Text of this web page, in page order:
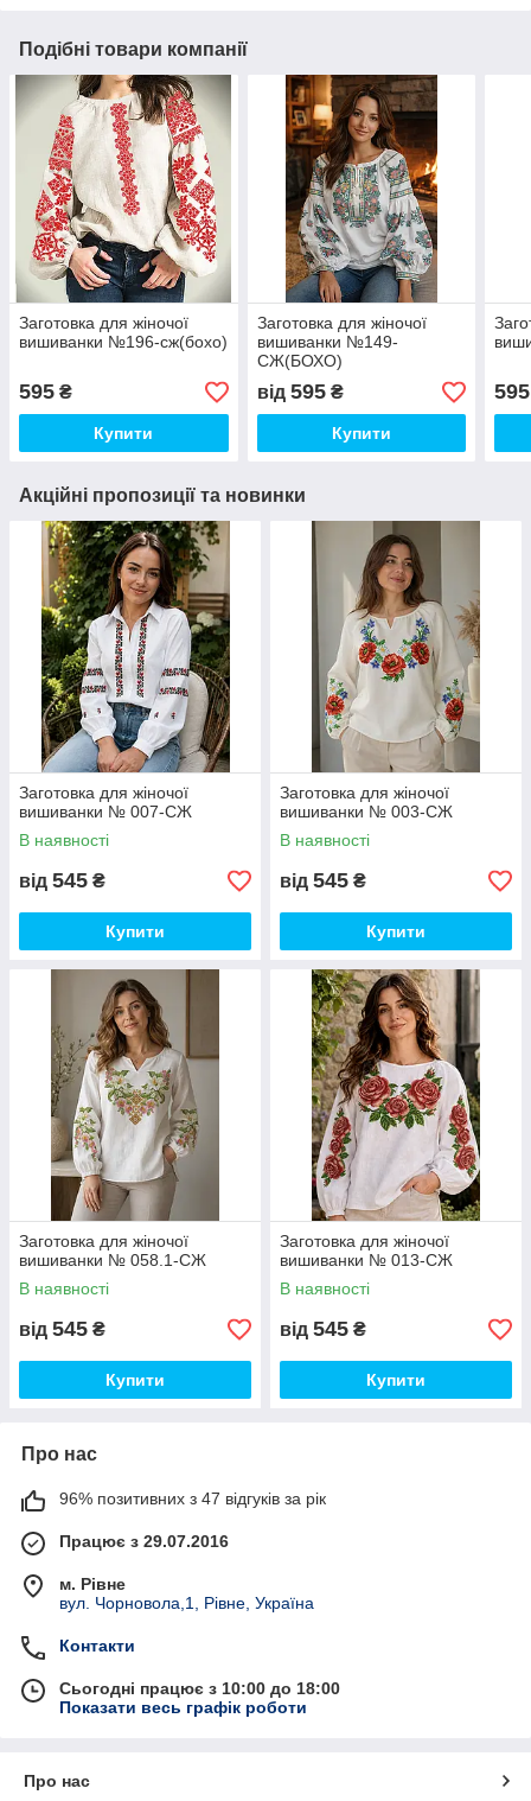
Подібні товари компанії
Заготовка для жіночої
вишиванки №196-сж(бохо)
595 ₴
Купити
Заготовка для жіночої
вишиванки №149-
СЖ(БОХО)
від 595₴
Купити
595
Акційні пропозиції та новинки
Заготовка для жіночої
вишиванки № 007-СЖ
В наявності
від 545 ₴
Купити
Заготовка для жіночої
вишиванки № 003-СЖ
В наявності
від 545 ₴
Купити
Заготовка для жіночої
вишиванки № 058.1-СЖ
В наявності
від 545 ₴
Купити
Заготовка для жіночої
вишиванки № 013-СЖ
В наявності
від 545 ₴
Купити
Про нас
96% позитивних з 47 відгуків за рік
Працює з 29.07.2016
м. Рівне
вул. Чорновола,1, Рівне, Україна
Контакти
Сьогодні працює з 10:00 до 18:00
Показати весь графік роботи
Про нас